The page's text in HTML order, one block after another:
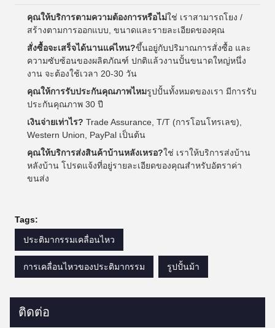
คุณให้บริการตามความต้องการหรือไม่ใช่ เราสามารถโยง /
สร้างตามการออกแบบ, ขนาดและรายละเอียดของคุณ
สั่งซื้อจะเสร็จได้นานแค่ไหน?ขึ้นอยู่กับปริมาณการสั่งซื้อ และ
ความซับซ้อนของผลิตภัณฑ์ ปกติแล้วงานปั้นขนาดใหญ่หนึ่ง
งาน จะต้องใช้เวลา 20-30 วัน
คุณให้การรับประกันคุณภาพไหมรูปปั้นทั้งหมดของเรา มีการรับ
ประกันคุณภาพ 30 ปี
เงินจ่ายเท่าไร? Trade Assurance, T/T (การโอนโทรเลข),
Western Union, PayPal เป็นต้น
คุณให้บริการส่งสินค้าบ้านหลังเหรอ?ใช่ เราให้บริการส่งบ้าน
หลังบ้าน โปรดแจ้งที่อยู่รายละเอียดของคุณสําหรับอัตราค่า
ขนส่ง
Tags:
ประติมากรรมเคลื่อนไหว
การเคลื่อนไหวของประติมากรรม รูปปั้นม้า
ติดต่อ